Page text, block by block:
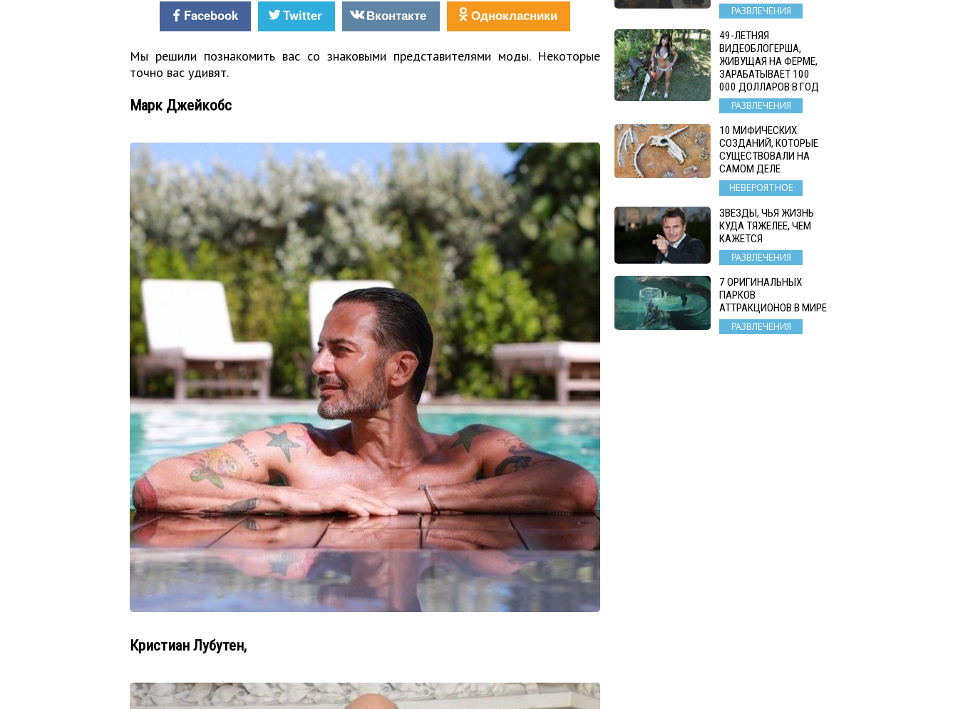
Facebook Twitter Вконтакте Однокласники
Мы решили познакомить вас со знаковыми представителями моды. Некоторые
точно вас удивят.
Марк Джейкобс
Кристиан Лубутен,
РАЗВЛЕЧЕНИЯ
49-ЛЕТНЯЯ
ВИДЕОБЛОГЕРША,
ЖИВУЩАЯ НА ФЕРМЕ,
ЗАРАБАТЫВАЕТ 100
000 ДОЛЛАРОВ В ГОД
РАЗВЛЕЧЕНИЯ
10 МИФИЧЕСКИХ
СОЗДАНИЙ, КОТОРЫЕ
СУЩЕСТВОВАЛИ НА
САМОМ ДЕЛЕ
НЕВЕРОЯТНОЕ
ЗВЕЗДЫ, ЧЬЯ ЖИЗНЬ
КУДА ТЯЖЕЛЕЕ, ЧЕМ
КАЖЕТСЯ
РАЗВЛЕЧЕНИЯ
7 ОРИГИНАЛЬНЫХ
ПАРКОВ
АТТРАКЦИОНОВ В МИРЕ
РАЗВЛЕЧЕНИЯ